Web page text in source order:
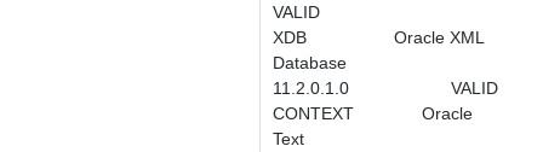
VALID
XDB Oracle XML
Database
11.2.0.1.0 VALID
CONTEXT Oracle
Text